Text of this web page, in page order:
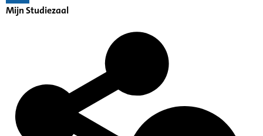
Mijn Studiezaal